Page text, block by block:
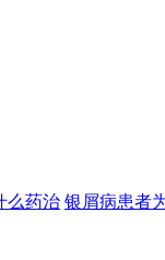
么药治 银屑病患者